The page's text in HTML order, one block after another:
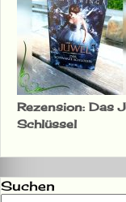
Rezension: Das
Schlüssel
Suchen